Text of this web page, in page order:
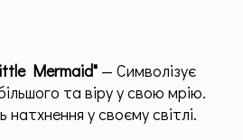
Mermaid" — Символізує
та віру у свою мрію.
у своєму світлі.